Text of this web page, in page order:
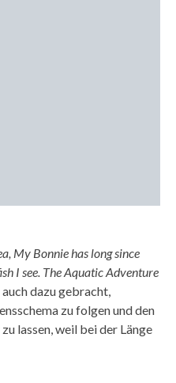
My Bonnie has long since
I see. The Aquatic Adventure
dazu gebracht,
zu folgen und den
lassen, weil bei der Länge